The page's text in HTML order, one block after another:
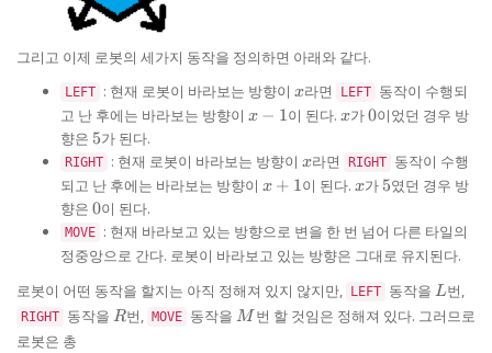
그리고 이제 로봇의 세가지 동작을 정의하면 아래와 같다.
LEFT : 현재 로봇이 바라보는 방향이 x
x라면 LEFT 동작이 수행되
고 난 후에는 바라보는 방향이 x
x − 1이 된다. x
x가0
0이었던 경우 방
향은 5
5가 된다.
RIGHT : 현재 로봇이 바라보는 방향이 x
x라면 RIGHT 동작이 수행
되고 난 후에는 바라보는 방향이 x
1
x + 1이 된다. x
x가 5
5였던 경우 방
향은 0
0이 된다.
MOVE : 현재 바라보고 있는 방향으로 변을 한 번 넘어 다른 타일의
정중앙으로 간다. 로봇이 바라보고 있는 방향은 그대로 유지된다.
로봇이 어떤 동작을 할지는 아직 정해져 있지 않지만,
LEFT 동작을 L
L번,
RIGHT 동작을 R
R번, MOVE 동작을M
M 번 할 것임은 정해져 있다. 그러므로
로봇은 총